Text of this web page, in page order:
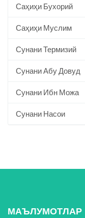
Саҳиҳи Бухорий
Саҳиҳи Муслим
Сунани Термизий
Сунани Абу Довуд
Сунани Ибн Можа
Сунани Насои
МАЪЛУМОТЛАР